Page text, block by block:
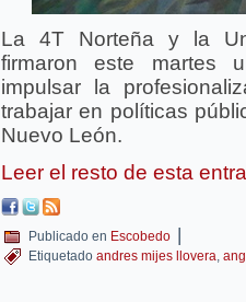
La 4T Norteña y la
firmaron este martes
impulsar la
trabajar en políticas
Nuevo León.
Leer el resto de esta
Publicado en Escobedo |
Etiquetado andres mijes llovera,